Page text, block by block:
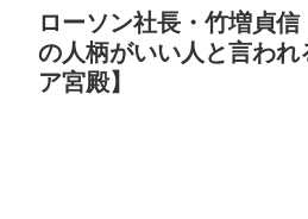
ローソン社長・竹増貞信
の人柄がいい人と言われ
ア宮殿】